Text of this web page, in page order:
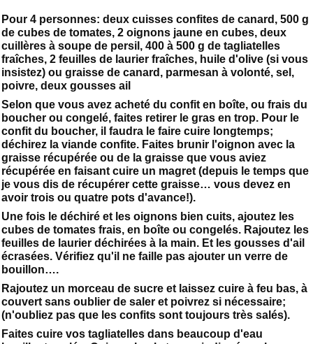
Pour 4 personnes: deux cuisses confites de canard, 500 g
de cubes de tomates, 2 oignons jaune en cubes, deux
cuillères à soupe de persil, 400 à 500 g de tagliatelles
fraîches, 2 feuilles de laurier fraîches, huile d'olive (si vous
insistez) ou graisse de canard, parmesan à volonté, sel,
poivre, deux gousses ail
Selon que vous avez acheté du confit en boîte, ou frais du
boucher ou congelé, faites retirer le gras en trop. Pour le
confit du boucher, il faudra le faire cuire longtemps;
déchirez la viande confite. Faites brunir l'oignon avec la
graisse récupérée ou de la graisse que vous aviez
récupérée en faisant cuire un magret (depuis le temps que
je vous dis de récupérer cette graisse… vous devez en
avoir trois ou quatre pots d'avance!).
Une fois le déchiré et les oignons bien cuits, ajoutez les
cubes de tomates frais, en boîte ou congelés. Rajoutez les
feuilles de laurier déchirées à la main. Et les gousses d'ail
écrasées. Vérifiez qu'il ne faille pas ajouter un verre de
bouillon….
Rajoutez un morceau de sucre et laissez cuire à feu bas, à
couvert sans oublier de saler et poivrez si nécessaire;
(n'oubliez pas que les confits sont toujours très salés).
Faites cuire vos tagliatelles dans beaucoup d'eau